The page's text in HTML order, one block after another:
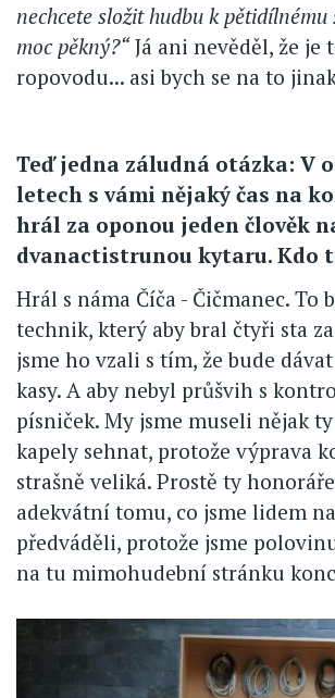
nechcete složit hudbu k pětidílnému
moc pěkný?“Já ani nevěděl, že je
ropovodu... asi bych se na to
Teď jedna záludná otázka: V
letech s vámi nějaký čas na
hrál za oponou jeden člověk
dvanactistrunou kytaru. Kdo
Hrál s náma Číča - Čičmanec. To
technik, který aby bral čtyři sta
jsme ho vzali s tím, že bude
kasy. A aby nebyl průšvih s
písniček. My jsme museli nějak
kapely sehnat, protože výprava
strašně veliká. Prostě ty
adekvátní tomu, co jsme lidem
předváděli, protože jsme
na tu mimohudební stránku